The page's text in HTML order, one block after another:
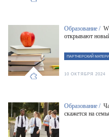
Образование /
открывают
ПАРТНЕРСКИЙ
10 ОКТЯБРЯ 2024
Образование /
скажется на